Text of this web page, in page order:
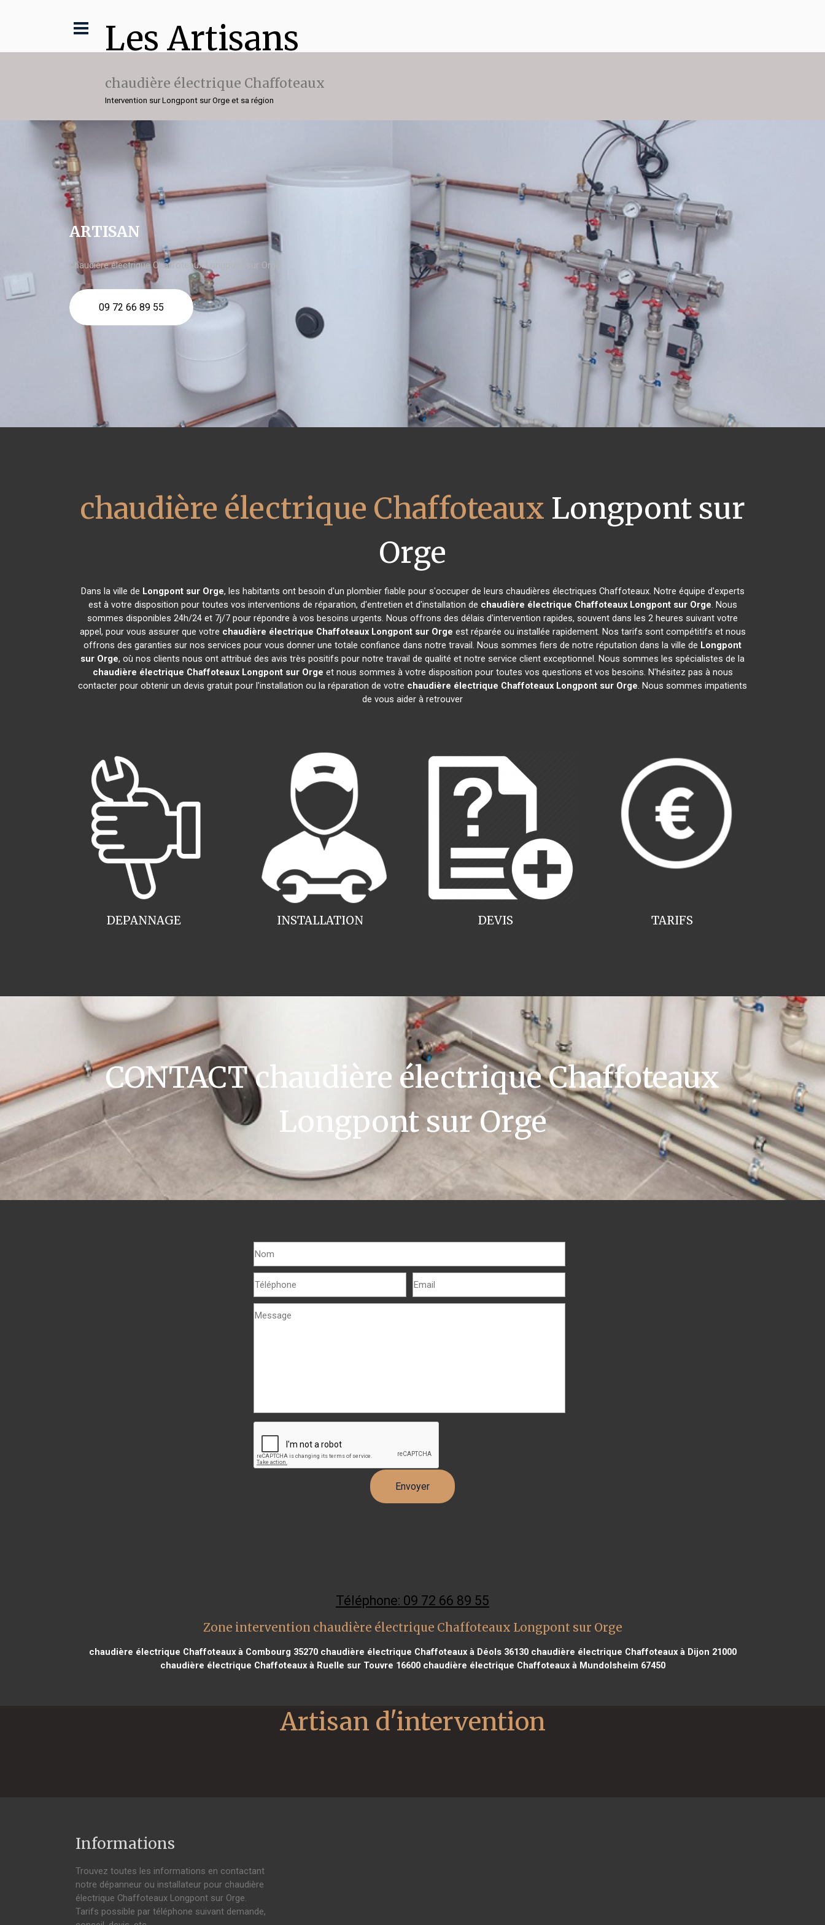
Les Artisans
chaudière électrique Chaffoteaux
Intervention sur Longpont sur Orge et sa région
ARTISAN
chaudière électrique Chaffoteaux Longpont sur Orge
09 72 66 89 55
chaudière électrique Chaffoteaux Longpont sur
Orge
Dans la ville de Longpont sur Orge, les habitants ont besoin d'un plombier fiable pour s'occuper de leurs chaudières électriques Chaffoteaux. Notre équipe d'experts
est à votre disposition pour toutes vos interventions de réparation, d'entretien et d'installation de chaudière électrique Chaffoteaux Longpont sur Orge. Nous
sommes disponibles 24h/24 et 7j/7 pour répondre à vos besoins urgents. Nous offrons des délais d'intervention rapides, souvent dans les 2 heures suivant votre
appel, pour vous assurer que votre chaudière électrique Chaffoteaux Longpont sur Orge est réparée ou installée rapidement. Nos tarifs sont compétitifs et nous
offrons des garanties sur nos services pour vous donner une totale confiance dans notre travail. Nous sommes fiers de notre réputation dans la ville de Longpont
sur Orge, où nos clients nous ont attribué des avis très positifs pour notre travail de qualité et notre service client exceptionnel. Nous sommes les spécialistes de la
chaudière électrique Chaffoteaux Longpont sur Orge et nous sommes à votre disposition pour toutes vos questions et vos besoins. N'hésitez pas à nous
contacter pour obtenir un devis gratuit pour l'installation ou la réparation de votre chaudière électrique Chaffoteaux Longpont sur Orge. Nous sommes impatients
de vous aider à retrouver
INSTALLATION
DEPANNAGE TARIFS
DEVIS
CONTACT chaudière électrique Chaffoteaux
Longpont sur Orge
Téléphone: 09 72 66 89 55
Zone intervention chaudière électrique Chaffoteaux Longpont sur Orge
chaudière électrique Chaffoteaux à Combourg 35270chaudière électrique Chaffoteaux à Déols 36130chaudière électrique Chaffoteaux à Dijon 21000
chaudière électrique Chaffoteaux à Ruelle sur Touvre 16600chaudière électrique Chaffoteaux à Mundolsheim 67450
Informations
Trouvez toutes les informations en contactant
notre dépanneur ou installateur pour chaudière
électrique Chaffoteaux Longpont sur Orge.
Tarifs possible par téléphone suivant demande,
Artisan d'intervention